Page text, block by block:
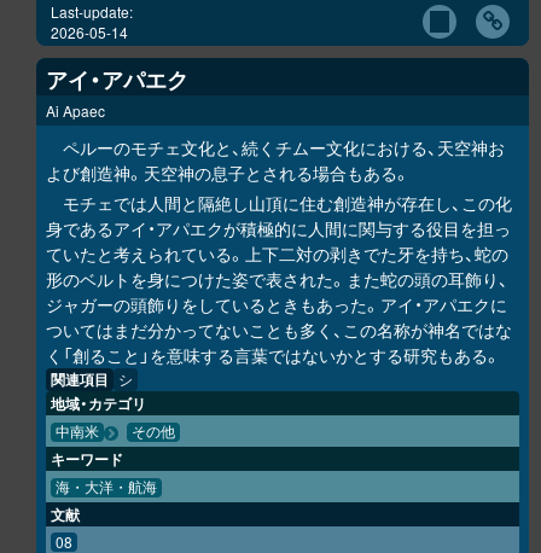
Last-update:
2026-05-14
アイ・アパエク
Ai Apaec
ペルーのモチェ文化と、続くチムー文化における、天空神お
よび創造神。天空神の息子とされる場合もある。
モチェでは人間と隔絶し山頂に住む創造神が存在し、この化
身であるアイ・アパエクが積極的に人間に関与する役目を担っ
ていたと考えられている。上下二対の剥きでた牙を持ち、蛇の
形のベルトを身につけた姿で表された。また蛇の頭の耳飾り、
ジャガーの頭飾りをしているときもあった。アイ・アパエクに
ついてはまだ分かってないことも多く、この名称が神名ではな
く「創ること」を意味する言葉ではないかとする研究もある。
関連項目 シ
地域・カテゴリ
中南米 その他
キーワード
海・大洋・航海
文献
08